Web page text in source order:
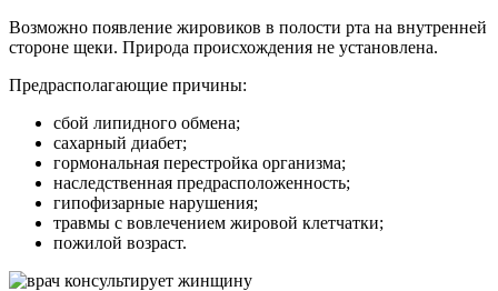
Возможно появление жировиков в полости рта на внутренней
стороне щеки. Природа происхождения не установлена.
Предрасполагающие причины:
сбой липидного обмена;
сахарный диабет;
гормональная перестройка организма;
наследственная предрасположенность;
гипофизарные нарушения;
травмы с вовлечением жировой клетчатки;
пожилой возраст.